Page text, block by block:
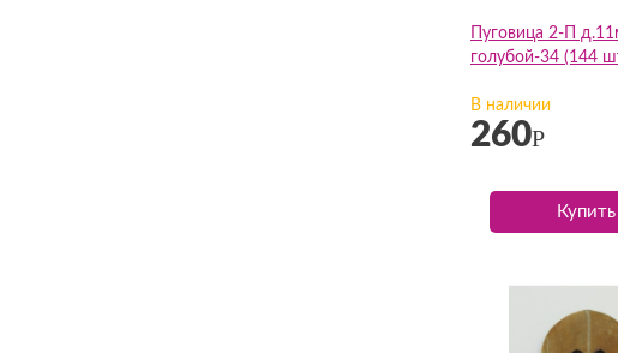
Пуговица 2-П
голубой-34 (144
В наличии
260Р
Купить